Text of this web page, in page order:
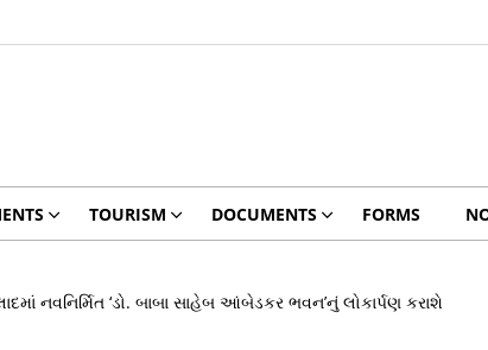
TOURISM DOCUMENTS FORMS
નવનિર્મિત ‘ડો. બાબા સાહેબ આંબેડકર ભવન’નું લોકાર્પણ કરાશે